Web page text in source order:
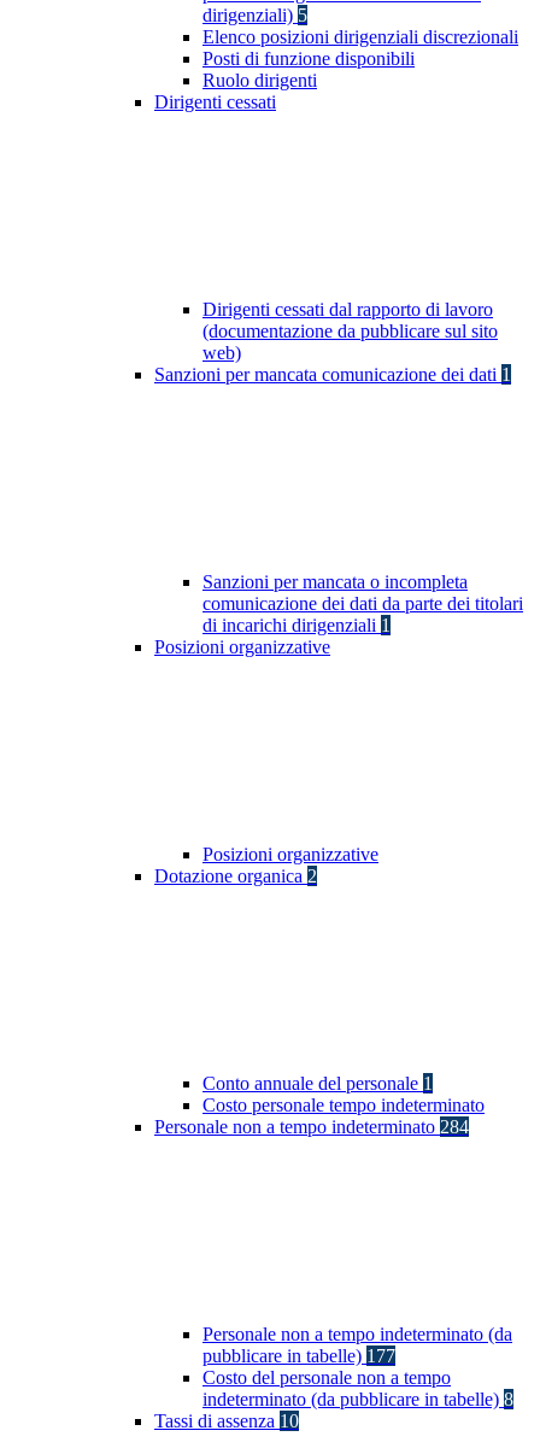
dirigenziali) 5
Elenco posizioni dirigenziali discrezionali
Posti di funzione disponibili
Ruolo dirigenti
Dirigenti cessati
Dirigenti cessati dal rapporto di lavoro
(documentazione da pubblicare sul sito
web)
Sanzioni per mancata comunicazione dei dati 1
Sanzioni per mancata o incompleta
comunicazione dei dati da parte dei titolari
di incarichi dirigenziali 1
Posizioni organizzative
Posizioni organizzative
Dotazione organica 2
Conto annuale del personale 1
Costo personale tempo indeterminato
Personale non a tempo indeterminato 284
Personale non a tempo indeterminato (da
pubblicare in tabelle) 177
Costo del personale non a tempo
indeterminato (da pubblicare in tabelle) 8
Tassi di assenza 10